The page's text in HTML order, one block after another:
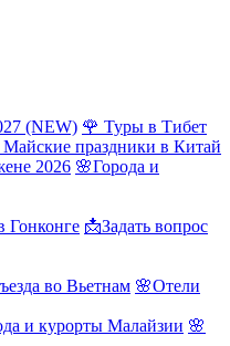
(NEW) 🌹 Туры в Тибет
праздники в Китай
2026 🌸Города и
Гонконге 📩Задать вопрос
во Вьетнам 🌸Отели
и курорты Малайзии 🌸